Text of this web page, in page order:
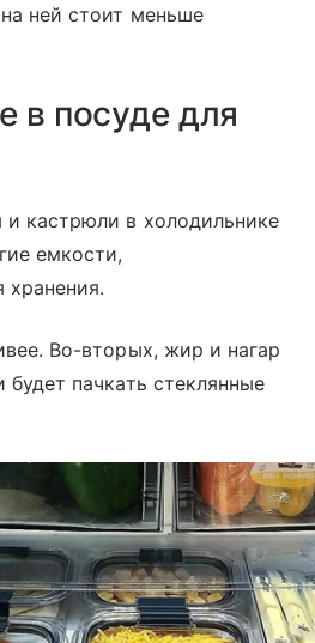
ней стоит меньше
в посуде для
кастрюли в холодильнике
емкости,
хранения.
Во-вторых, жир и нагар
будет пачкать стеклянные